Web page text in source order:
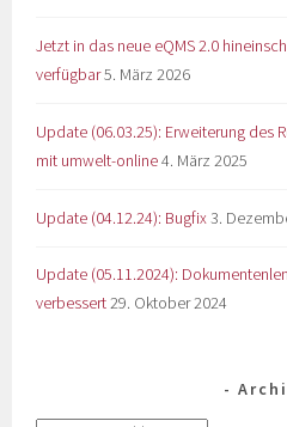
Jetzt in das neue eQMS 2.0
verfügbar5. März 2026
Update (06.03.25): Erweiterung des
mit umwelt-online4. März 2025
Update (04.12.24): Bugfix 3.
Update (05.11.2024):
verbessert29. Oktober 2024